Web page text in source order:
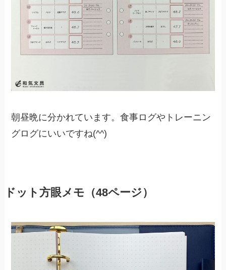
朝昼晩に分かれています。食事ログやトレーニン
グログにいいですね(^^)
ドット方眼メモ（48ページ）